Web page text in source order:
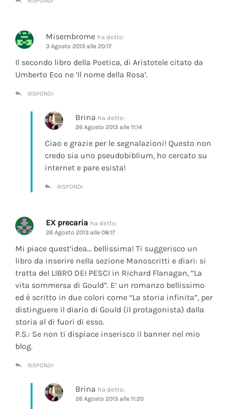
Misembrome ha detto:
3 Agosto 2013 alle 20:17
Il secondo libro della Poetica, di Aristotele citato da
Umberto Eco ne ‘Il nome della Rosa’.
RISPONDI
Brina ha detto:
26 Agosto 2013 alle 11:14
Ciao e grazie per le segnalazioni! Questo non
credo sia uno pseudobiblium, ho cercato su
internet e pare esista!
RISPONDI
EX precaria ha detto:
26 Agosto 2013 alle 08:17
Mi piace quest’idea… bellissima! Ti suggerisco un
libro da inserire nella sezione Manoscritti e diari: si
tratta del LIBRO DEI PESCI in Richard Flanagan, “La
vita sommersa di Gould”. E’ un romanzo bellissimo
ed è scritto in due colori come “La storia infinita”, per
distinguere il diario di Gould (il protagonista) dalla
storia al di fuori di esso.
P.S.: Se non ti dispiace inserisco il banner nel mio
blog.
RISPONDI
Brina ha detto:
26 Agosto 2013 alle 11:20